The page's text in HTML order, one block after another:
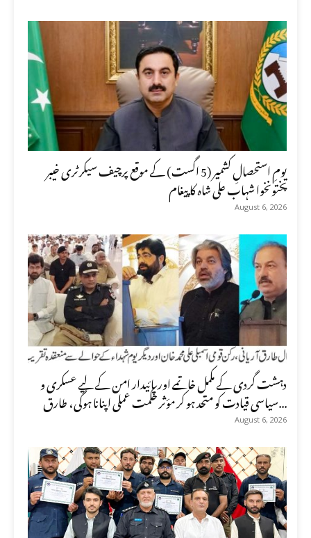
یومِ استحصالِ کشمیر (5 اگست) کے موقع پرچیف سیکرٹری خیبر
پختونخوا شہاب علی شاہ کا پیغام
August 6, 2026
دہشت گردی کے مکمل خاتمے اور پائیدار امن کے لیے عسکری و
سیاسی قیادت کو متحد ہو کر مؤثر حکمت عملی اپنانا ہوگی، طارق...
August 6, 2026